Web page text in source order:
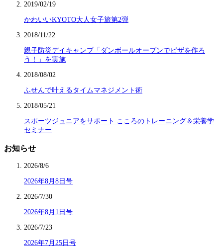
2019/02/19
かわいいKYOTO大人女子旅第2弾
2018/11/22
親子防災デイキャンプ「ダンボールオーブンでピザを作ろ
う！」を実施
2018/08/02
ふせんで叶えるタイムマネジメント術
2018/05/21
スポーツジュニアをサポート こころのトレーニング＆栄養学
セミナー
お知らせ
2026/8/6
2026年8月8日号
2026/7/30
2026年8月1日号
2026/7/23
2026年7月25日号